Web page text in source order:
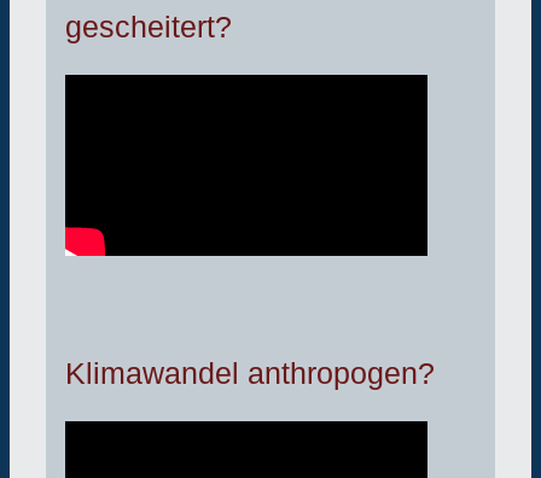
gescheitert?
Klimawandel anthropogen?